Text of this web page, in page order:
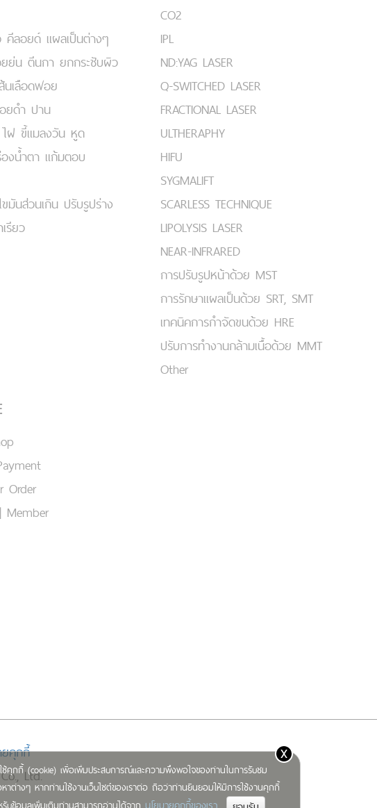
ใช้คุกกี้ (cookie) เพื่อเพิ่มประสบการณ์และความพึงพอใจของท่านในการรับชม
หาต่างๆ หากท่านใช้งานเว็บไซต์ของเราต่อ ถือว่าท่านยินยอมให้มีการใช้งานคุกกี้
x
คีลอยด์ แผลเป็นต่างๆ
ย่น ตีนกา ยกกระชับผิว
นเลือดฟอย
ยดำ ปาน
ฝ ขี้แมลงวัน หูด
งน้ำตา แก้มตอบ
ขมันส่วนเกิน ปรับรูปร่าง
รียว
CO2
IPL
ND:YAG LASER
Q-SWITCHED LASER
FRACTIONAL LASER
ULTHERAPHY
HIFU
SYGMALIFT
SCARLESS TECHNIQUE
LIPOLYSIS LASER
NEAR-INFRARED
การปรับรูปหน้าด้วย MST
การรักษาแผลเป็นด้วย SRT, SMT
เทคนิคการกำจัดขนด้วย HRE
ปรับการทำงานกล้ามเนื้อด้วย MMT
Other
Order
Member
ยคุกกี้
Ltd.